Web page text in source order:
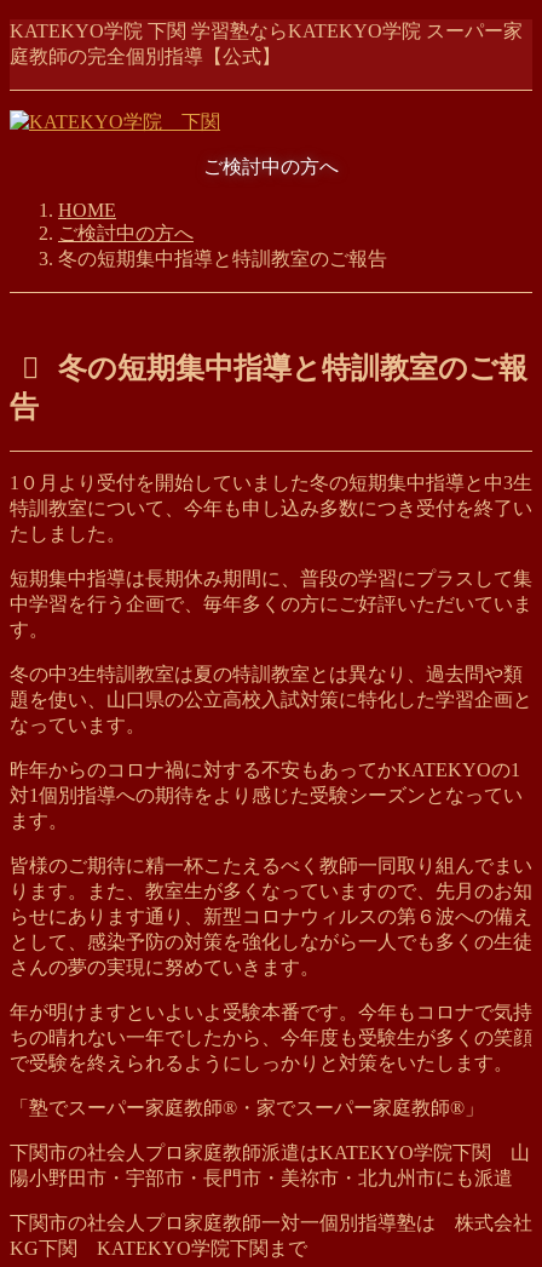
コ
ン
ン
ツ
ナ
ビ
ー
シ
KATEKYO学院 下関 学習塾ならKATEKYO学院 スーパー家
庭教師の完全個別指導【公式】
ご検討中の方へ
HOME
ご検討中の方へ
冬の短期集中指導と特訓教室のご報告
冬の短期集中指導と特訓教室のご報
告
1０月より受付を開始していました冬の短期集中指導と中3生
特訓教室について、今年も申し込み多数につき受付を終了い
たしました。
短期集中指導は長期休み期間に、普段の学習にプラスして集
中学習を行う企画で、毎年多くの方にご好評いただいていま
す。
冬の中3生特訓教室は夏の特訓教室とは異なり、過去問や類
題を使い、山口県の公立高校入試対策に特化した学習企画と
なっています。
昨年からのコロナ禍に対する不安もあってかKATEKYOの1
対1個別指導への期待をより感じた受験シーズンとなってい
ます。
皆様のご期待に精一杯こたえるべく教師一同取り組んでまい
ります。また、教室生が多くなっていますので、先月のお知
らせにあります通り、新型コロナウィルスの第６波への備え
として、感染予防の対策を強化しながら一人でも多くの生徒
さんの夢の実現に努めていきます。
年が明けますといよいよ受験本番です。今年もコロナで気持
ちの晴れない一年でしたから、今年度も受験生が多くの笑顔
で受験を終えられるようにしっかりと対策をいたします。
「塾でスーパー家庭教師®・家でスーパー家庭教師®」
下関市の社会人プロ家庭教師派遣はKATEKYO学院下関 山
陽小野田市・宇部市・長門市・美祢市・北九州市にも派遣
下関市の社会人プロ家庭教師一対一個別指導塾は 株式会社
KG下関 KATEKYO学院下関まで